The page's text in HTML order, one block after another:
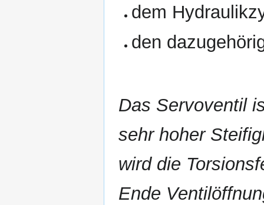
dem
den
Das Servoventil
sehr hoher
wird die
Ende